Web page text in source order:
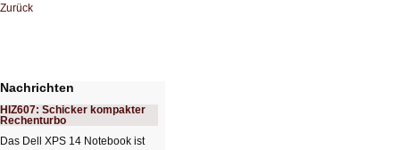
Zurück
Nachrichten
HIZ607: Schicker kompakter
Rechenturbo
Das Dell XPS 14 Notebook ist